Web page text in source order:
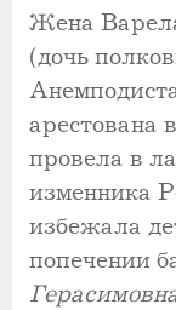
Жена
(дочь
арестована
провела в
изменника
избежала
попечении